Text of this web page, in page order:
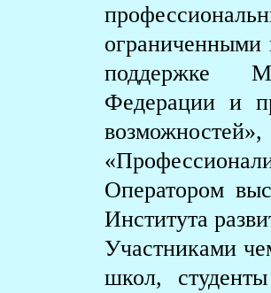
ограниченными
поддержке
Федерации и
Оператором
Института
Участниками
школ,